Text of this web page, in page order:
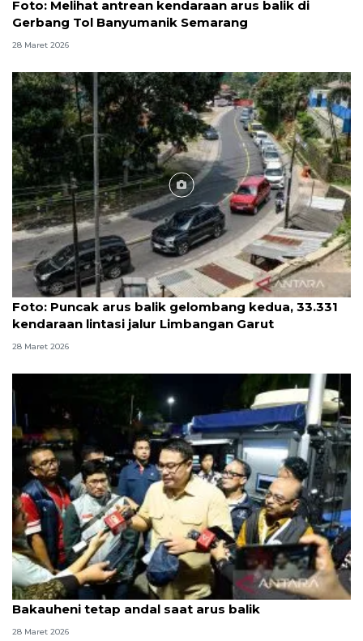
Foto: Melihat antrean kendaraan arus balik di
Gerbang Tol Banyumanik Semarang
28 Maret 2026
Foto
Foto: Puncak arus balik gelombang kedua, 33.331
kendaraan lintasi jalur Limbangan Garut
28 Maret 2026
Wamenkomdigi sebut jaringan di Pelabuhan
Bakauheni tetap andal saat arus balik
28 Maret 2026